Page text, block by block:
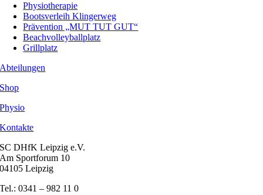
Physiotherapie
Bootsverleih Klingerweg
Prävention „MUT TUT GUT“
Beachvolleyballplatz
Grillplatz
Abteilungen
Shop
Physio
Kontakte
SC DHfK Leipzig e.V.
Am Sportforum 10
04105 Leipzig
Tel.: 0341 – 982 11 0